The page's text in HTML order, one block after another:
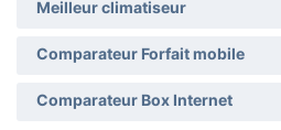
Meilleur climatiseur
Comparateur Forfait mobile
Comparateur Box Internet